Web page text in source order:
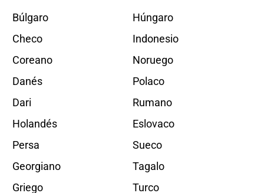
Búlgaro
Checo
Coreano
Danés
Dari
Holandés
Persa
Georgiano
Griego
Húngaro
Indonesio
Noruego
Polaco
Rumano
Eslovaco
Sueco
Tagalo
Turco